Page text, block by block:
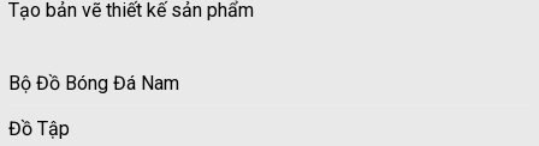
Tạo bản vẽ thiết kế sản phẩm
Bộ Đồ Bóng Đá Nam
Đồ Tập